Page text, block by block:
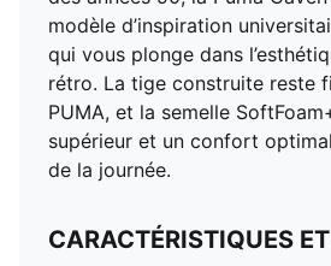
modèle d’inspiration
qui vous plonge dans
rétro. La tige construite reste
PUMA, et la semelle
supérieur et un confort
de la journée.
CARACTÉRISTIQUES